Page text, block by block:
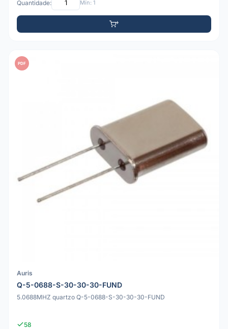
Quantidade: Mín: 1
PDF
Auris
Q-5-0688-S-30-30-30-FUND
5.0688MHZ quartzo Q-5-0688-S-30-30-30-FUND
58